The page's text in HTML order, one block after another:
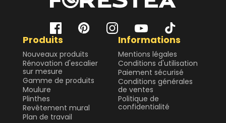
Produits
Nouveaux produits
Rénovation d'escalier
sur mesure
Gamme de produits
Moulure
Plinthes
Revêtement mural
Plan de travail
Informations
Mentions légales
Conditions d'utilisation
Paiement sécurisé
Conditions générales
de ventes
Politique de
confidentialité